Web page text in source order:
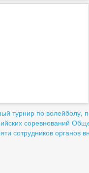
турнир по
соревнований
сотрудников органов